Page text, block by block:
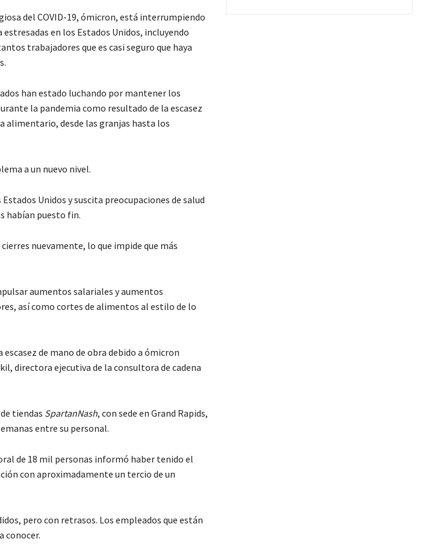
del COVID-19, ómicron, está interrumpiendo
en los Estados Unidos, incluyendo
trabajadores que es casi seguro que haya
han estado luchando por mantener los
la pandemia como resultado de la escasez
alimentario, desde las granjas hasta los
a un nuevo nivel.
Unidos y suscita preocupaciones de salud
habían puesto fin.
nuevamente, lo que impide que más
aumentos salariales y aumentos
así como cortes de alimentos al estilo de lo
de mano de obra debido a ómicron
directora ejecutiva de la consultora de cadena
tiendas SpartanNash, con sede en Grand Rapids,
entre su personal.
de 18 mil personas informó haber tenido el
con aproximadamente un tercio de un
pero con retrasos. Los empleados que están
conocer.